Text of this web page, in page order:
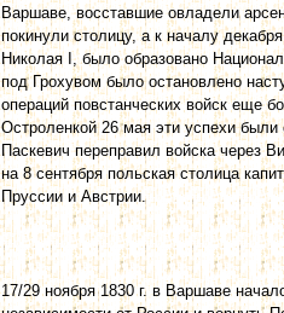
Варшаве, восставшие овладели
покинули столицу, а к началу
Николая I, было образовано
под Грохувом было остановлено
операций повстанческих войск еще
Остроленкой 26 мая эти успехи
Паскевич переправил войска через
на 8 сентября польская столица
Пруссии и Австрии.
17/29 ноября 1830 г. в Варшаве